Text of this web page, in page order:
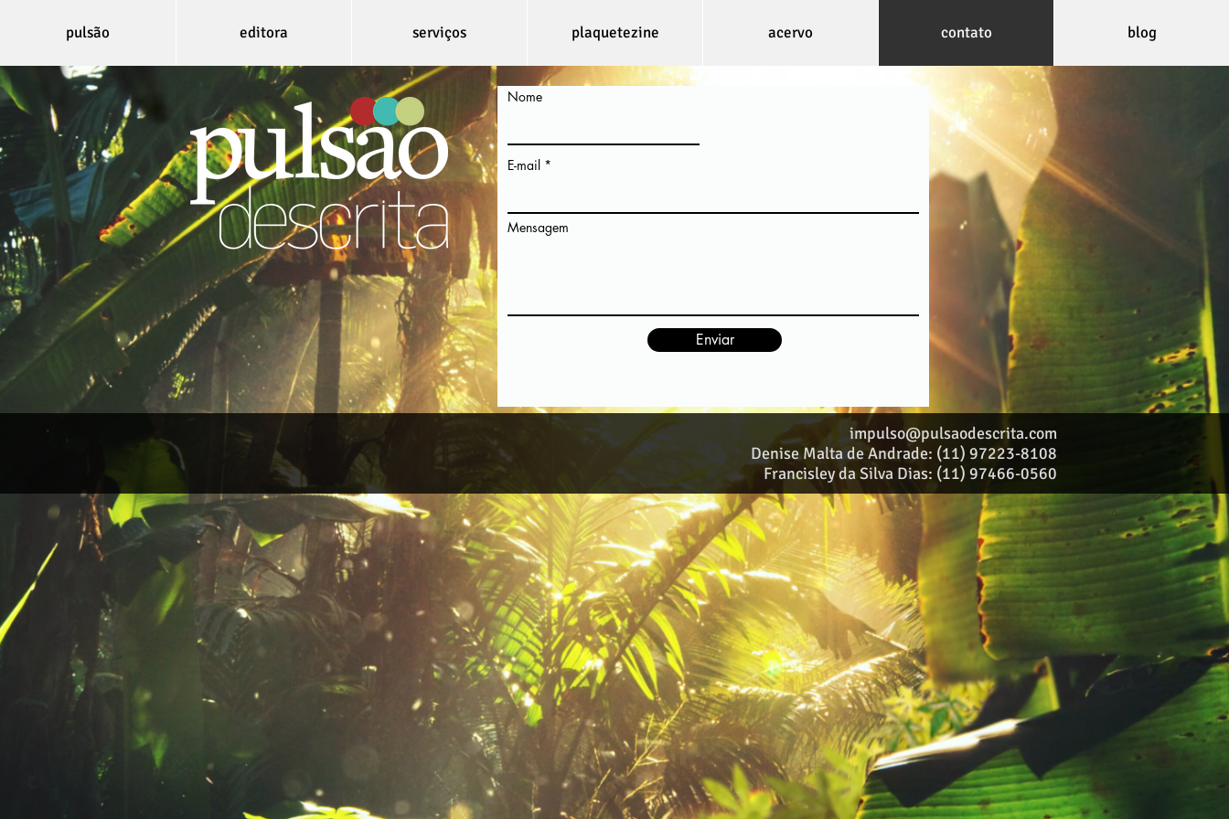
pulsão editora serviços plaquetezine acervo contato blog
Nome
E-mail
Mensagem
Enviar
impulso@pulsaodescrita.com
Denise Malta de Andrade: (11) 97223-8108
Francisley da Silva Dias: (11) 97466-0560